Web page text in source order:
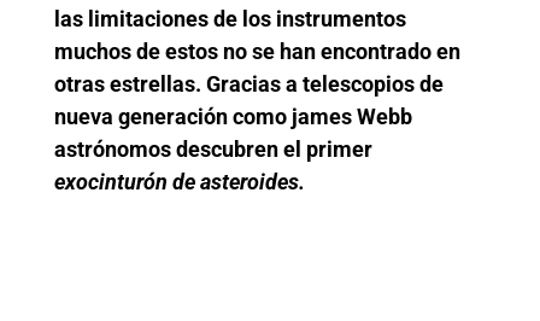
las limitaciones de los instrumentos
muchos de estos no se han encontrado en
otras estrellas. Gracias a telescopios de
nueva generación como james Webb
astrónomos descubren el primer
exocinturón de asteroides.